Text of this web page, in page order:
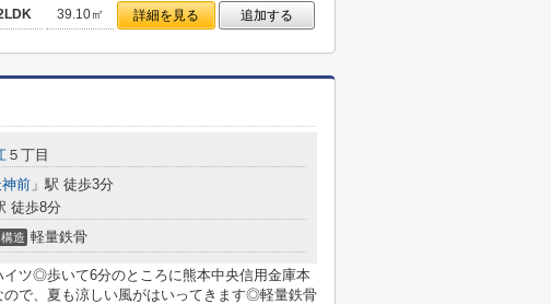
39.10㎡ 詳細を見る 追加する
５丁目
前 」駅 徒歩3分
徒歩8分
構造 軽量鉄骨
イツ◎歩いて6分のところに熊本中央信用金庫本
で、夏も涼しい風がはいってきます◎軽量鉄骨